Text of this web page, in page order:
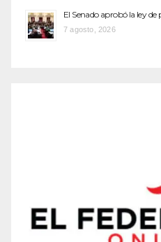
El Senado aprobó la ley
7 agosto, 2026